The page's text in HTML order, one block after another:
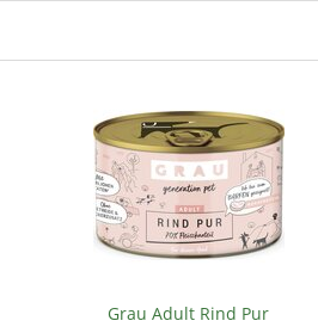
Grau Adult Rind Pur